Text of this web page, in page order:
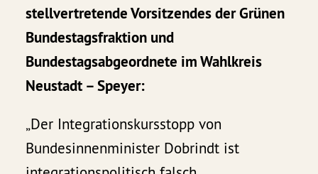
stellvertretende Vorsitzendes der Grünen
Bundestagsfraktion und
Bundestagsabgeordnete im Wahlkreis
Neustadt – Speyer:
„Der Integrationskursstopp von
Bundesinnenminister Dobrindt ist